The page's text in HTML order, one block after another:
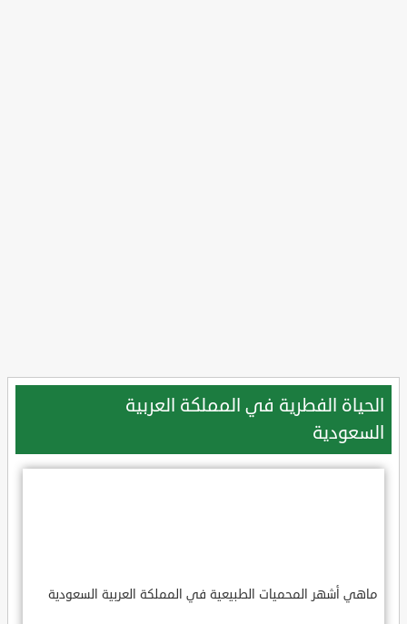
الحياة الفطرية في المملكة العربية
السعودية
ماهي أشهر المحميات الطبيعية في المملكة العربية السعودية